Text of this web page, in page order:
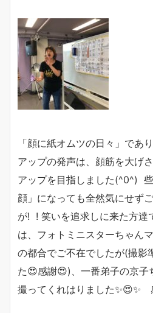
「顔に紙オムツの日々」であ
アップの発声は、顔筋を大げ
アップを目指しました(^0^)
顔」になっても全然気にせず
が! ! 笑いを追求しに来た方
は、フォトミニスターちゃん
の都合でご不在でしたが(撮影
た😍感謝😍)、一番弟子の京子
撮ってくれはりました✨😍✨